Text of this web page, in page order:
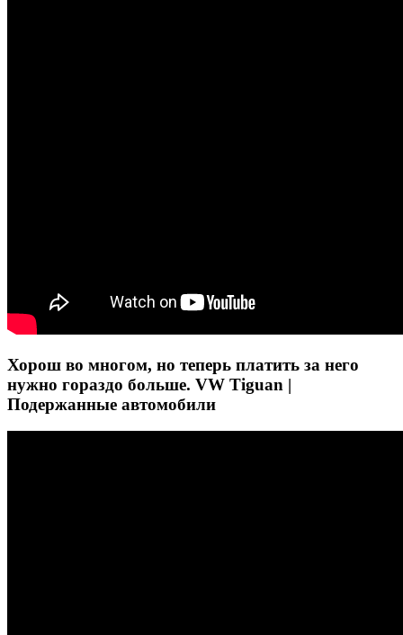
Хорош во многом, но теперь платить за него
нужно гораздо больше. VW Tiguan |
Подержанные автомобили